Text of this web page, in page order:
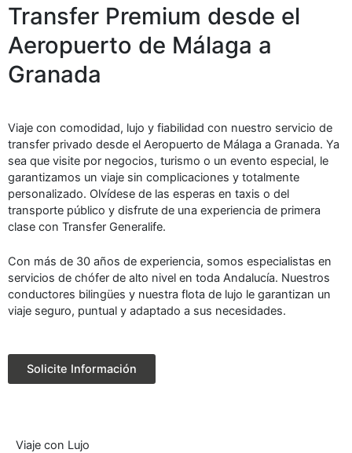
Transfer Premium desde el
Aeropuerto de Málaga a
Granada
Viaje con comodidad, lujo y fiabilidad con nuestro servicio de
transfer privado desde el Aeropuerto de Málaga a Granada. Ya
sea que visite por negocios, turismo o un evento especial, le
garantizamos un viaje sin complicaciones y totalmente
personalizado. Olvídese de las esperas en taxis o del
transporte público y disfrute de una experiencia de primera
clase con Transfer Generalife.
Con más de 30 años de experiencia, somos especialistas en
servicios de chófer de alto nivel en toda Andalucía. Nuestros
conductores bilingües y nuestra flota de lujo le garantizan un
viaje seguro, puntual y adaptado a sus necesidades.
Solicite Información
Viaje con Lujo